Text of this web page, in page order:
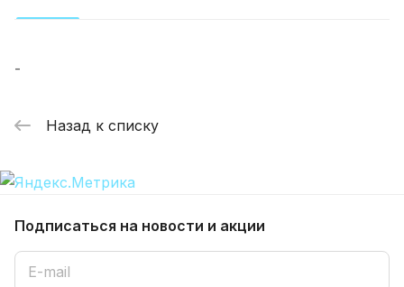
-
Назад к списку
Подписаться на новости и акции